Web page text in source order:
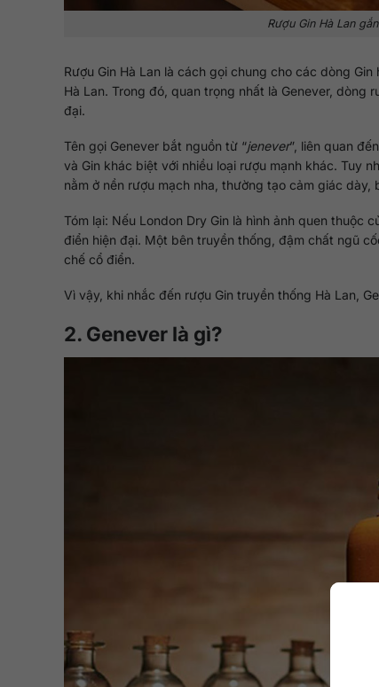
Rượu Gin Hà Lan
Rượu Gin Hà Lan là cách gọi chung cho các dòng
Hà Lan. Trong đó, quan trọng nhất là Genever, dòng
đại.
Tên gọi Genever bắt nguồn từ “jenever”, liên quan
và Gin khác biệt với nhiều loại rượu mạnh khác. Tuy
nằm ở nền rượu mạch nha, thường tạo cảm giác
Tóm lại: Nếu London Dry Gin là hình ảnh quen thuộc
điển hiện đại. Một bên truyền thống, đậm chất ngũ
chế cổ điển.
Vì vậy, khi nhắc đến rượu Gin truyền thống Hà Lan,
2. Genever là gì?